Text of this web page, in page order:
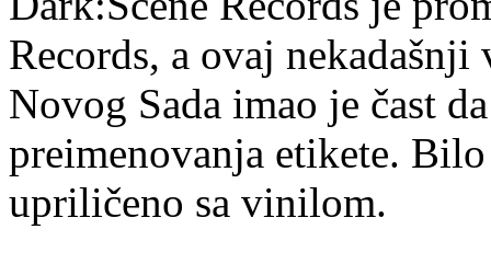
Records, a ovaj
Novog Sada imao je čast
preimenovanja etikete.
upriličeno sa vinilom.